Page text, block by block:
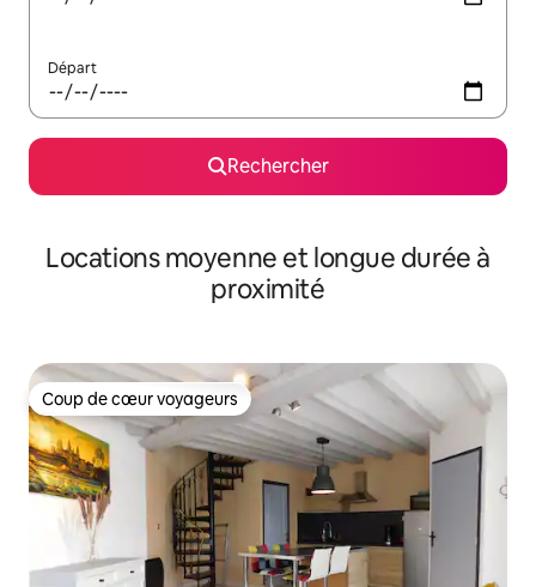
Départ
Rechercher
Locations moyenne et longue durée à
proximité
Coup de cœur voyageurs
Coup de cœur voyageurs